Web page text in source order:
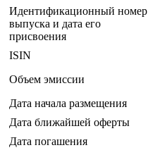
Идентификационный номер
выпуска и дата его
присвоения
ISIN
Объем эмиссии
Дата начала размещения
Дата ближайшей оферты
Дата погашения